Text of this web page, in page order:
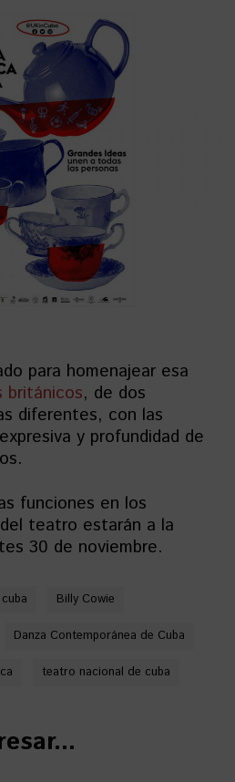
para homenajear esa
británicos, de dos
diferentes, con las
y profundidad de
funciones en los
teatro estarán a la
30 de noviembre.
Billy Cowie
Danza Contemporánea de Cuba
teatro nacional de cuba